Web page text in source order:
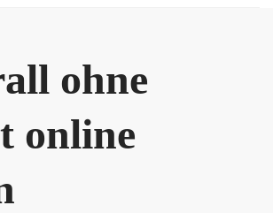
ohne
online